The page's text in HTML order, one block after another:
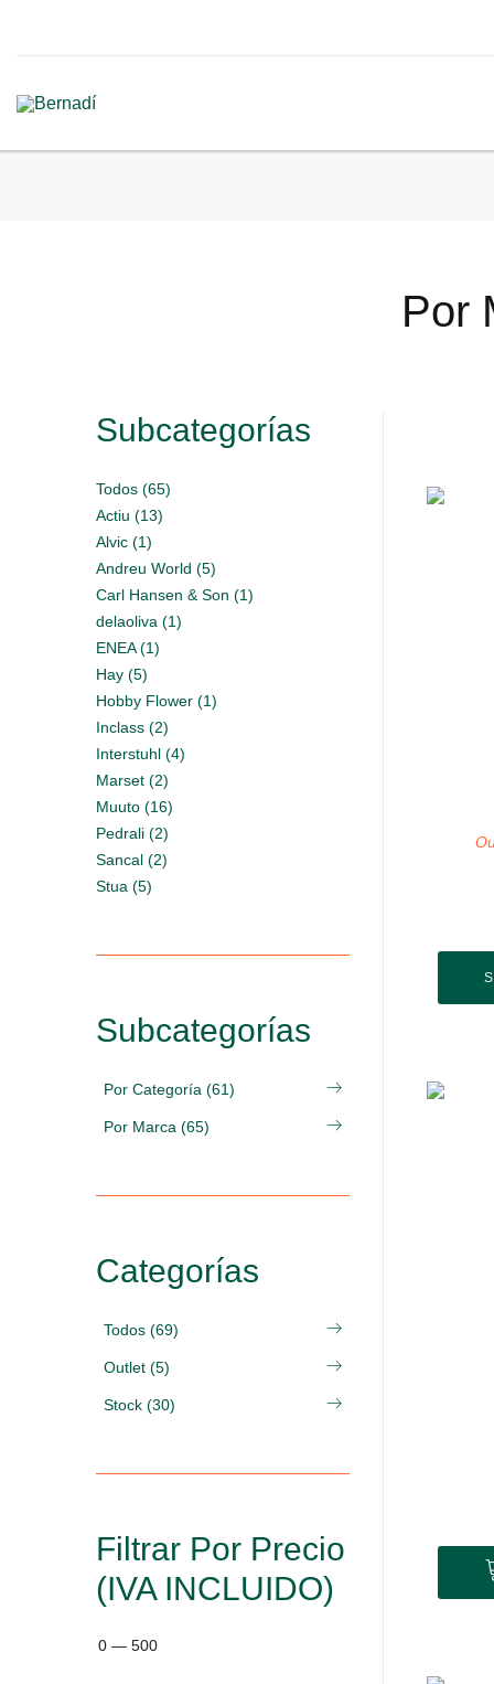
Por
Subcategorías
Todos (65)
Actiu (13)
Alvic (1)
Andreu World (5)
Carl Hansen & Son (1)
delaoliva (1)
ENEA (1)
Hay (5)
Hobby Flower (1)
Inclass (2)
Interstuhl (4)
Marset (2)
Muuto (16)
Pedrali (2)
Sancal (2)
Stua (5)
Subcategorías
Por Categoría (61)
Por Marca (65)
Categorías
Todos (69)
Outlet (5)
Stock (30)
Filtrar Por Precio
(IVA INCLUIDO)
0 — 500